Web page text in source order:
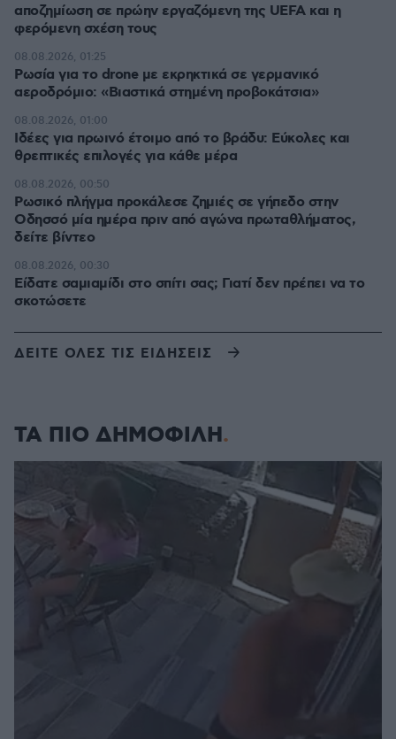
αποζημίωση σε πρώην εργαζόμενη της UEFA και η
φερόμενη σχέση τους
Ρωσία για το drone με εκρηκτικά σε γερμανικό
αεροδρόμιο: «Βιαστικά στημένη προβοκάτσια»
08.08.2026, 01:25
Ιδέες για πρωινό έτοιμο από το βράδυ: Εύκολες και
θρεπτικές επιλογές για κάθε μέρα
08.08.2026, 01:00
Ρωσικό πλήγμα προκάλεσε ζημιές σε γήπεδο στην
Οδησσό μία ημέρα πριν από αγώνα πρωταθλήματος,
δείτε βίντεο
08.08.2026, 00:50
Είδατε σαμιαμίδι στο σπίτι σας; Γιατί δεν πρέπει να το
σκοτώσετε
08.08.2026, 00:30
ΔΕΙΤΕ ΟΛΕΣ ΤΙΣ ΕΙΔΗΣΕΙΣ
ΤΑ ΠΙΟ ΔΗΜΟΦΙΛΗ